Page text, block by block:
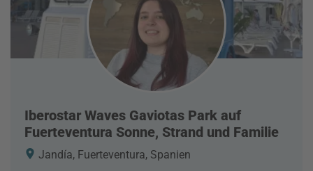
Iberostar Waves Gaviotas Park auf
Fuerteventura Sonne, Strand und Familie
Jandía, Fuerteventura, Spanien